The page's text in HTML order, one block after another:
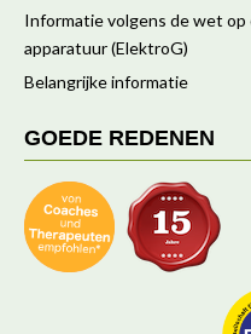
Informatie volgens de wet
apparatuur (ElektroG)
Belangrijke informatie
GOEDE REDENEN